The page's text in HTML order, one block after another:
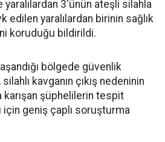
3'ünün ateşli silahla
edilen yaralılardan birinin sağlık
koruduğu bildirildi.
bölgede güvenlik
kavganın çıkış nedeninin
şüphelilerin tespit
için geniş çaplı soruşturma